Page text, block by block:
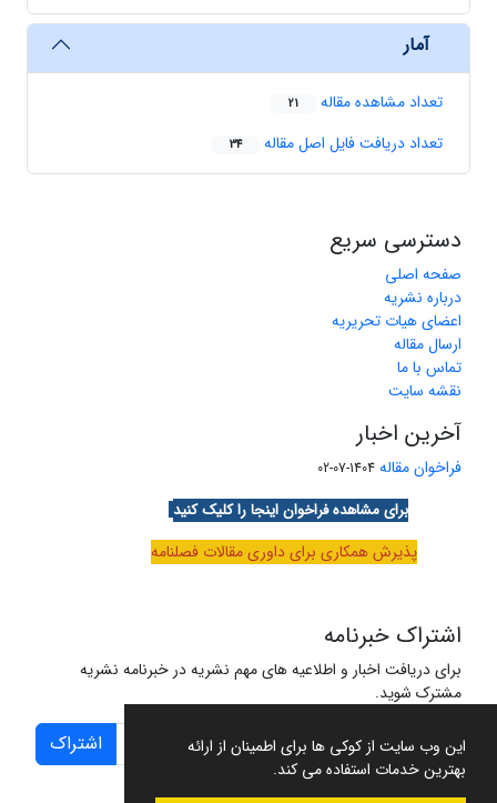
این وب سایت از کوکی ها برای اطمینان از ارائه
بهترین خدمات استفاده می کند.
آمار
تعداد مشاهده مقاله 21
تعداد دریافت فایل اصل مقاله 34
دسترسی سریع
صفحه اصلی
درباره نشریه
اعضای هیات تحریریه
ارسال مقاله
تماس با ما
نقشه سایت
آخرین اخبار
فراخوان مقاله 1404-07-02
برای مشاهده فراخوان اینجا را کلیک کنید
پذیرش همکاری برای داوری مقالات فصلنامه
اشتراک خبرنامه
برای دریافت اخبار و اطلاعیه های مهم نشریه در خبرنامه نشریه
مشترک شوید.
اشتراک